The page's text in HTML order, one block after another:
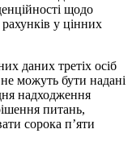
щодо
у цінних
даних третіх осіб
не можуть бути надані
надходження
питань,
сорока п’яти